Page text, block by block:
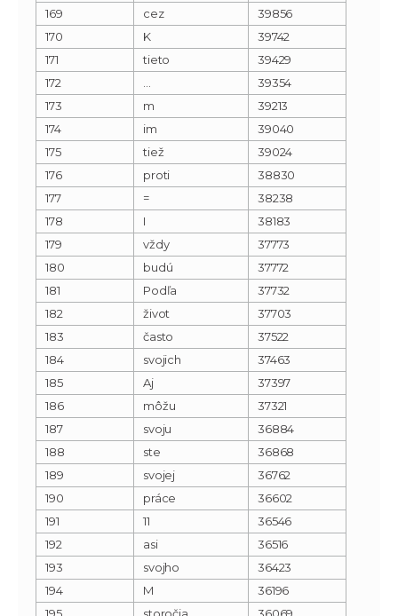
169
cez
39856
170
K
39742
171
tieto
39429
172
39354
173
m
39213
174
im
39040
175
tiež
39024
176
proti
38830
177
=
38238
178
I
38183
179
vždy
37773
180
budú
37772
181
Podľa
37732
182
život
37703
183
často
37522
184
svojich
37463
185
Aj
37397
186
môžu
37321
187
svoju
36884
188
ste
36868
189
svojej
36762
190
práce
36602
191
11
36546
192
asi
36516
193
svojho
36423
194
M
36196
195
storočia 36069